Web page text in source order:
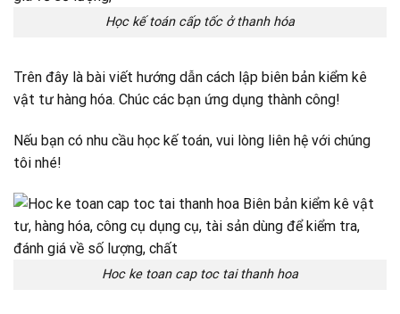
Học kế toán cấp tốc ở thanh hóa
Trên đây là bài viết hướng dẫn cách lập biên bản kiểm kê
vật tư hàng hóa. Chúc các bạn ứng dụng thành công!
Nếu bạn có nhu cầu học kế toán, vui lòng liên hệ với chúng
tôi nhé!
Hoc ke toan cap toc tai thanh hoa